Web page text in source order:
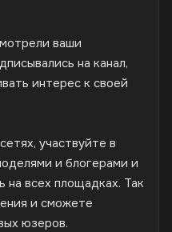
ваши
на канал,
интерес к своей
участвуйте в
и блогерами и
всех площадках. Так
и сможете
юзеров.